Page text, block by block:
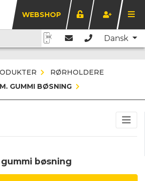
WEBSHOP
Dansk
RØRHOLDERE
GUMMI BØSNING
bøsning